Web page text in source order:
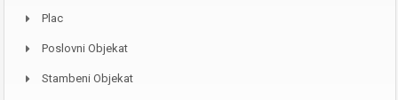
Plac
Poslovni Objekat
Stambeni Objekat